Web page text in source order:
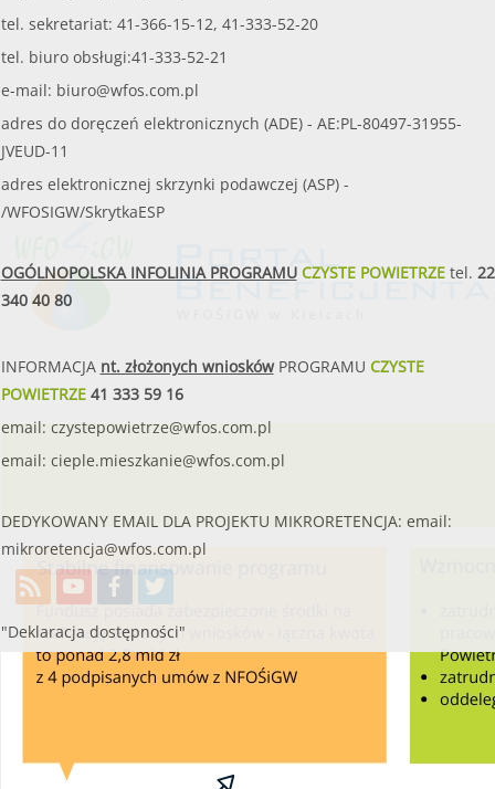
tel. sekretariat: 41-366-15-12, 41-333-52-20
tel. biuro obsługi:41-333-52-21
e-mail: biuro@wfos.com.pl
adres do doręczeń elektronicznych (ADE) - AE:PL-80497-31955-
JVEUD-11
adres elektronicznej skrzynki podawczej (ASP) -
/WFOSIGW/SkrytkaESP
OGÓLNOPOLSKA INFOLINIA PROGRAMUCZYSTE POWIETRZEtel. 22
340 40 80
INFORMACJA nt. złożonych wnioskówPROGRAMU CZYSTE
POWIETRZE41 333 59 16
email: czystepowietrze@wfos.com.pl
email: cieple.mieszkanie@wfos.com.pl
DEDYKOWANY EMAIL DLA PROJEKTU MIKRORETENCJA: email:
mikroretencja@wfos.com.pl
"Deklaracja dostępności"
Utworzono przez W.S.ds.IT